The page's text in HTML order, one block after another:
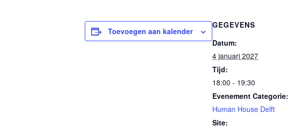
Toevoegen aan kalender
GEGEVENS
Datum:
4 januari 2027
Tijd:
18:00 - 19:30
Evenement Categorie:
Human House Delft
Site: